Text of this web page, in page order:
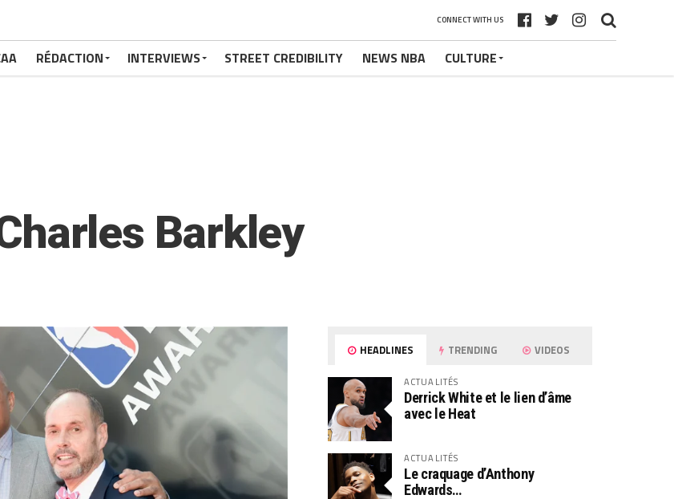
CONNECT WITH US
RÉDACTION INTERVIEWS STREET CREDIBILITY NEWS NBA CULTURE
Barkley
HEADLINES TRENDING VIDEOS
ACTUALITÉS
Derrick White et le lien d’âme
avec le Heat
ACTUALITÉS
Le craquage d’Anthony
Edwards…